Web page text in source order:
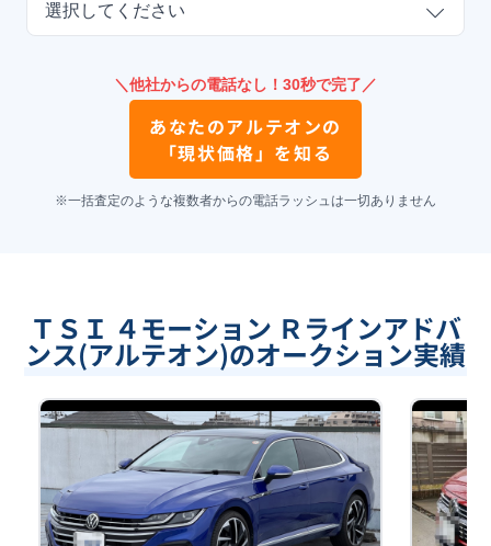
選択してください
＼他社からの電話なし！30秒で完了／
あなたのアルテオンの
「現状価格」を知る
※一括査定のような複数者からの電話ラッシュは一切ありません
ＴＳＩ ４モーション Ｒラインアドバ
ンス(アルテオン)のオークション実績